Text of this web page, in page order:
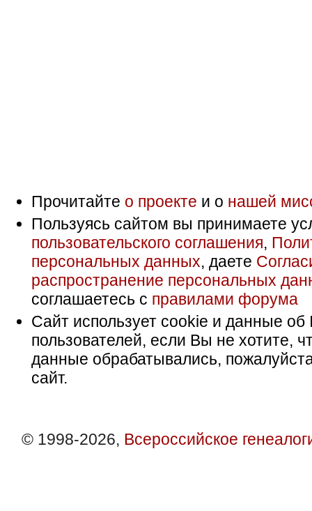
Прочитайте о проекте и о нашей
Пользуясь сайтом вы принимаете
пользовательского соглашения,
персональных данных, даете
распространение персональных
соглашаетесь с правилами форума
Сайт использует cookie и данные об
пользователей, если Вы не хотите,
данные обрабатывались,
сайт.
© 1998-2026, Всероссийское